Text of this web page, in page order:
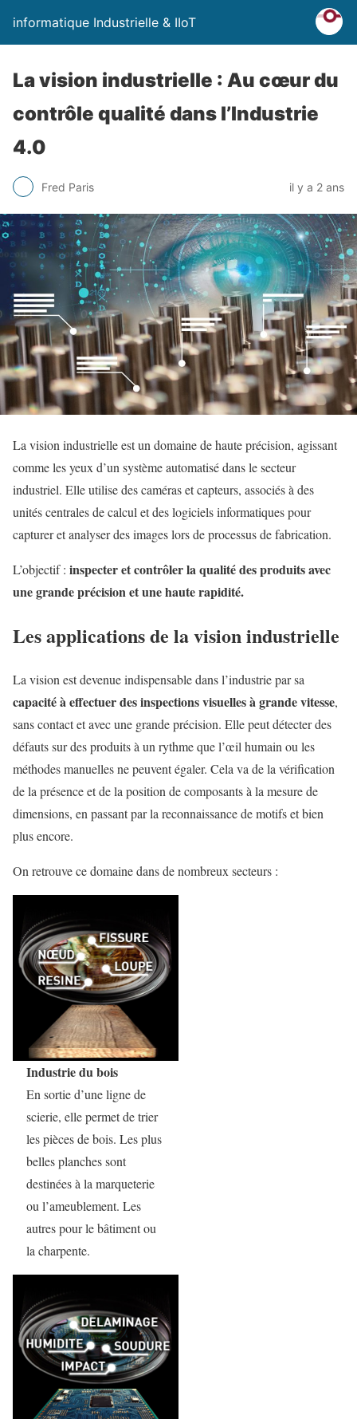
informatique Industrielle & IIoT
La vision industrielle : Au cœur du
contrôle qualité dans l’Industrie
4.0
Fred Paris il y a 2 ans
La vision industrielle est un domaine de haute précision, agissant
comme les yeux d’un système automatisé dans le secteur
industriel. Elle utilise des caméras et capteurs, associés à des
unités centrales de calcul et des logiciels informatiques pour
capturer et analyser des images lors de processus de fabrication.
L’objectif : inspecter et contrôler la qualité des produits avec
une grande précision et une haute rapidité.
Les applications de la vision industrielle
La vision est devenue indispensable dans l’industrie par sa
capacité à effectuer des inspections visuelles à grande vitesse,
sans contact et avec une grande précision. Elle peut détecter des
défauts sur des produits à un rythme que l’œil humain ou les
méthodes manuelles ne peuvent égaler. Cela va de la vérification
de la présence et de la position de composants à la mesure de
dimensions, en passant par la reconnaissance de motifs et bien
plus encore.
On retrouve ce domaine dans de nombreux secteurs :
Industrie du bois
En sortie d’une ligne de
scierie, elle permet de trier
les pièces de bois. Les plus
belles planches sont
destinées à la marqueterie
ou l’ameublement. Les
autres pour le bâtiment ou
la charpente.